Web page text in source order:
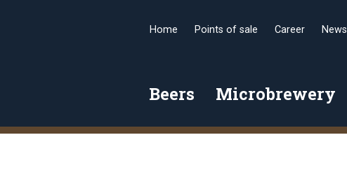
Home Points of sale Career News
Beers Microbrewery